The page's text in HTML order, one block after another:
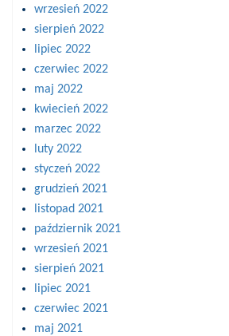
wrzesień 2022
sierpień 2022
lipiec 2022
czerwiec 2022
maj 2022
kwiecień 2022
marzec 2022
luty 2022
styczeń 2022
grudzień 2021
listopad 2021
październik 2021
wrzesień 2021
sierpień 2021
lipiec 2021
czerwiec 2021
maj 2021